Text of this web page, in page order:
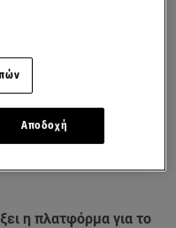
η πλατφόρμα για το
Αποδοχή